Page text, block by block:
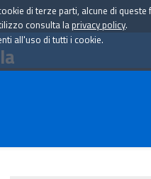
di terze parti, alcune di
consulta la privacy policy.
all'uso di tutti i cookie.